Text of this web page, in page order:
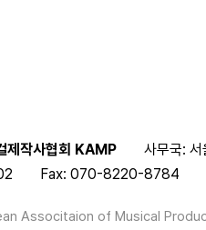
제작사협회 KAMP
사무국:
Fax: 070-8220-8784
Associtaion of Musical